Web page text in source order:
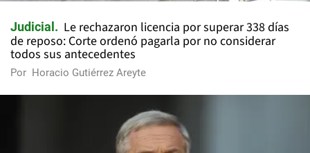
Judicial
Le rechazaron licencia por superar 338 días
de reposo: Corte ordenó pagarla por no considerar
todos sus antecedentes
Por Horacio Gutiérrez Areyte